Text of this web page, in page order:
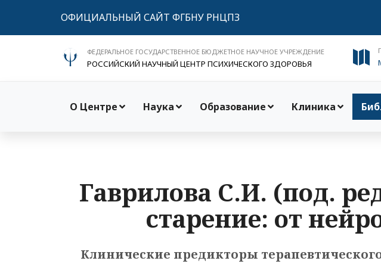
ОФИЦИАЛЬНЫЙ САЙТ ФГБНУ РНЦПЗ
ФЕДЕРАЛЬНОЕ ГОСУДАРСТВЕННОЕ БЮДЖЕТНОЕ НАУЧНОЕ УЧРЕЖДЕНИЕ
РОССИЙСКИЙ НАУЧНЫЙ ЦЕНТР ПСИХИЧЕСКОГО ЗДОРОВЬЯ
О Центре Наука Образование Клиника
Гаврилова С.И. (под.
старение: от
Клинические предикторы